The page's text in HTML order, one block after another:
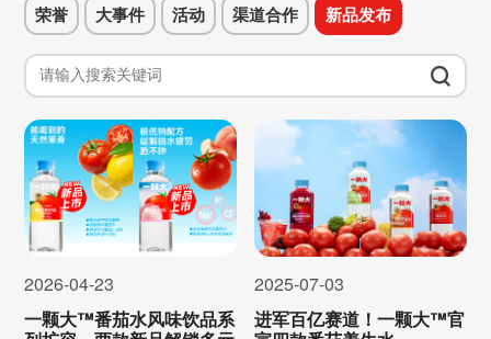
荣誉 大事件 活动 渠道合作 新品发布
2026-04-23
一颗大™番茄水风味饮品系
2025-07-03
进军百亿赛道！一颗大™官